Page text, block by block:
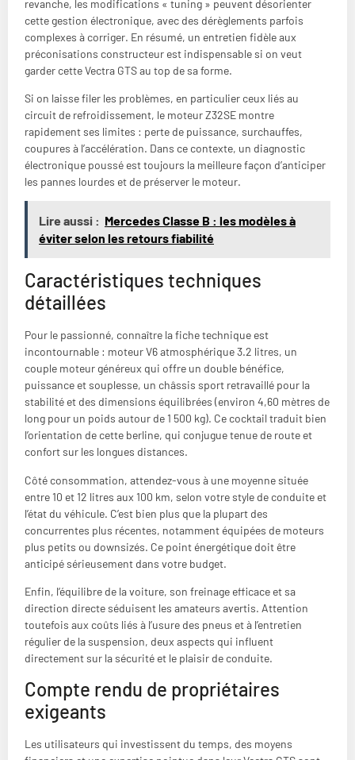
revanche, les modifications « tuning » peuvent désorienter
cette gestion électronique, avec des dérèglements parfois
complexes à corriger. En résumé, un entretien fidèle aux
préconisations constructeur est indispensable si on veut
garder cette Vectra GTS au top de sa forme.
Si on laisse filer les problèmes, en particulier ceux liés au
circuit de refroidissement, le moteur Z32SE montre
rapidement ses limites : perte de puissance, surchauffes,
coupures à l’accélération. Dans ce contexte, un diagnostic
électronique poussé est toujours la meilleure façon d’anticiper
les pannes lourdes et de préserver le moteur.
Lire aussi : Mercedes Classe B : les modèles à
éviter selon les retours fiabilité
Caractéristiques techniques
détaillées
Pour le passionné, connaître la fiche technique est
incontournable : moteur V6 atmosphérique 3.2 litres, un
couple moteur généreux qui offre un double bénéfice,
puissance et souplesse, un châssis sport retravaillé pour la
stabilité et des dimensions équilibrées (environ 4,60 mètres de
long pour un poids autour de 1 500 kg). Ce cocktail traduit bien
l’orientation de cette berline, qui conjugue tenue de route et
confort sur les longues distances.
Côté consommation, attendez-vous à une moyenne située
entre 10 et 12 litres aux 100 km, selon votre style de conduite et
l’état du véhicule. C’est bien plus que la plupart des
concurrentes plus récentes, notamment équipées de moteurs
plus petits ou downsizés. Ce point énergétique doit être
anticipé sérieusement dans votre budget.
Enfin, l’équilibre de la voiture, son freinage efficace et sa
direction directe séduisent les amateurs avertis. Attention
toutefois aux coûts liés à l’usure des pneus et à l’entretien
régulier de la suspension, deux aspects qui influent
directement sur la sécurité et le plaisir de conduite.
Compte rendu de propriétaires
exigeants
Les utilisateurs qui investissent du temps, des moyens